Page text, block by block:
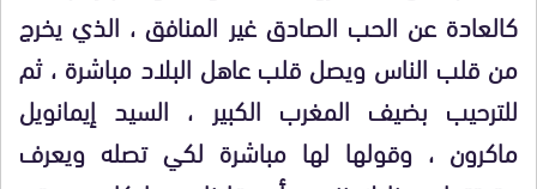
كالعادة عن الحب الصادق غير المنافق ، الذي يخرج
من قلب الناس ويصل قلب عاهل البلاد مباشرة ، ثم
للترحيب بضيف المغرب الكبير ، السيد إيمانويل
ماكرون ، وقولها لها مباشرة لكي تصله ويعرف